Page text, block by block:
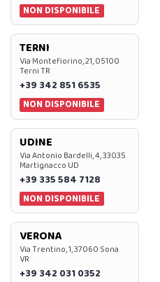
NON DISPONIBILE
TERNI
Via Montefiorino, 21, 05100
Terni TR
+39 342 851 6535
NON DISPONIBILE
UDINE
Via Antonio Bardelli, 4, 33035
Martignacco UD
+39 335 584 7128
NON DISPONIBILE
VERONA
Via Trentino, 1, 37060 Sona
VR
+39 342 031 0352